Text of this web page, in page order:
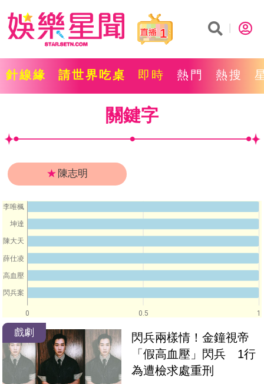
1
針線緣 請世界吃桌 即時 熱門 熱搜
關鍵字
★ 陳志明
0 0.5 1
李唯楓
坤達
陳大天
薛仕凌
高血壓
閃兵案
戲劇
閃兵兩樣情！金鐘視帝
「假高血壓」閃兵　1行
為遭檢求處重刑